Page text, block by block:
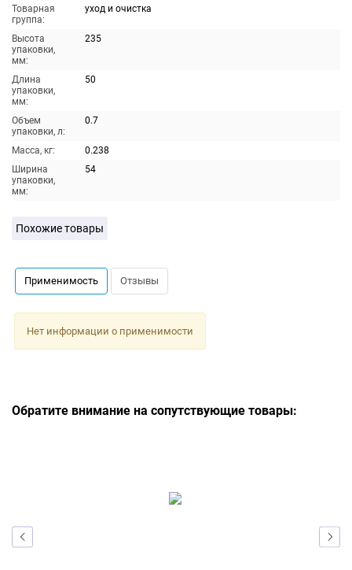
Товарная
группа:
уход и очистка
Высота
упаковки,
мм:
235
Длина
упаковки,
мм:
50
Объем
упаковки, л:
0.7
Масса, кг:
0.238
Ширина
упаковки,
мм:
54
Похожие товары
Применимость Отзывы
Нет информации о применимости
Обратите внимание на сопутствующие товары: